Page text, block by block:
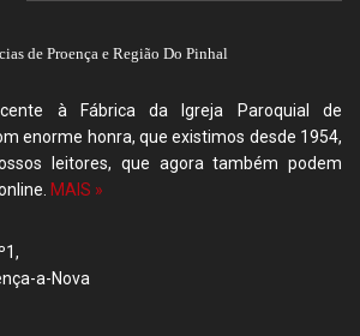
de Proença e Região Do Pinhal
à Fábrica da Igreja Paroquial de
enorme honra, que existimos desde 1954,
leitores, que agora também podem
MAIS »
a-Nova